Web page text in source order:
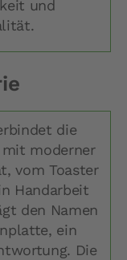
und
die
moderner
vom Toaster
Handarbeit
den Namen
ein
Die